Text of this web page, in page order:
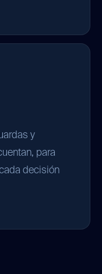
y
para
decisión